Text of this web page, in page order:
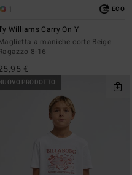
1 ECO
Williams Carry On Y
a maniche corte Beige
8-16
€
PRODOTTO